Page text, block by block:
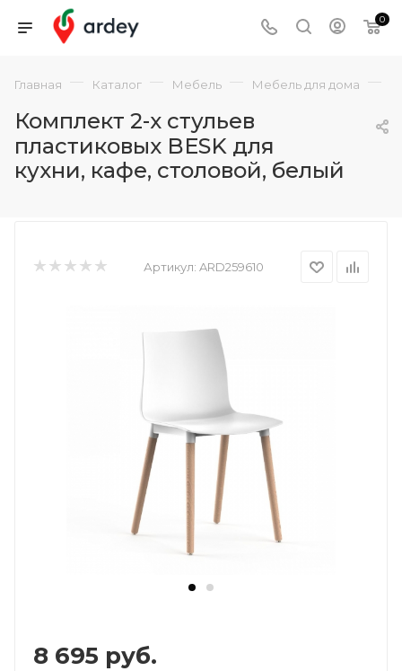
0
Главная — Каталог — Мебель — Мебель для дома —
Комплект 2-х стульев
пластиковых BESK для
кухни, кафе, столовой, белый
Артикул: ARD259610
8 695 руб.